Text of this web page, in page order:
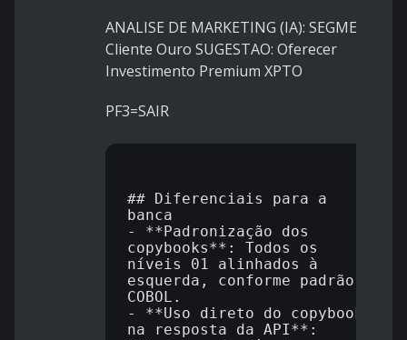
ANALISE DE MARKETING (IA): SEGMENTO:
Cliente Ouro SUGESTAO: Oferecer
Investimento Premium XPTO
PF3=SAIR
## Diferenciais para a
banca
- **Padronização dos
copybooks**: Todos os
níveis 01 alinhados à
esquerda, conforme padrão
COBOL.
- **Uso direto do copybook
na resposta da API**: